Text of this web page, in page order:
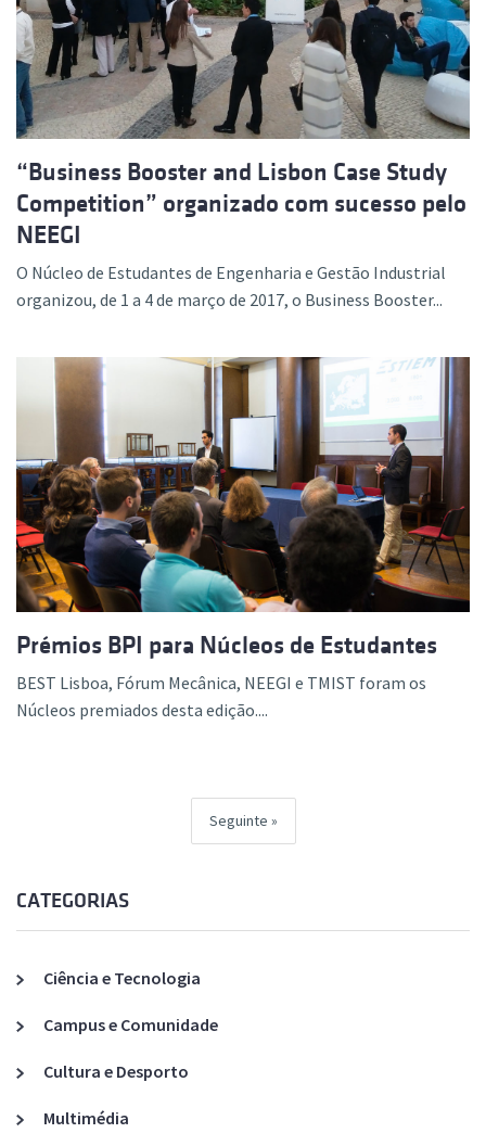
“Business Booster and Lisbon Case Study
Competition” organizado com sucesso pelo
NEEGI
O Núcleo de Estudantes de Engenharia e Gestão Industrial
organizou, de 1 a 4 de março de 2017, o Business Booster...
Prémios BPI para Núcleos de Estudantes
BEST Lisboa, Fórum Mecânica, NEEGI e TMIST foram os
Núcleos premiados desta edição....
Seguinte
CATEGORIAS
Ciência e Tecnologia
Campus e Comunidade
Cultura e Desporto
Multimédia